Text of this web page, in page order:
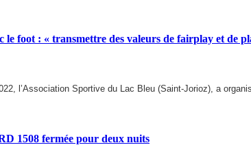
foot : « transmettre des valeurs de fairplay et de
l’Association Sportive du Lac Bleu (Saint-Jorioz), a
1508 fermée pour deux nuits